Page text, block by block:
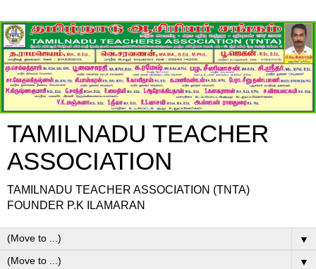
TAMILNADU TEACHER
ASSOCIATION
TAMILNADU TEACHER ASSOCIATION (TNTA)
FOUNDER P.K ILAMARAN
▼
▼